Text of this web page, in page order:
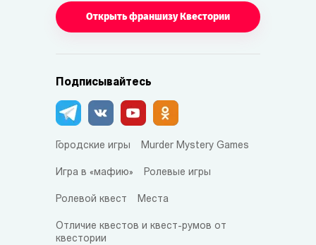
Открыть франшизу Квестории
Подписывайтесь
Городские игры Murder Mystery Games
Игра в «мафию» Ролевые игры
Ролевой квест Места
Отличие квестов и квест-румов от
квестории